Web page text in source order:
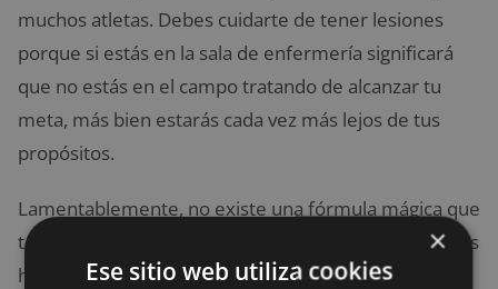
muchos atletas. Debes cuidarte de tener lesiones
porque si estás en la sala de enfermería significará
que no estás en el campo tratando de alcanzar tu
meta, más bien estarás cada vez más lejos de tus
propósitos.
Lamentablemente, no existe una fórmula mágica que
te mantenga alejado de las lesiones. Lo que si puedes
hacer es prevenir éstas: comer sano, entrenar
×
Ese sitio web utiliza cookies